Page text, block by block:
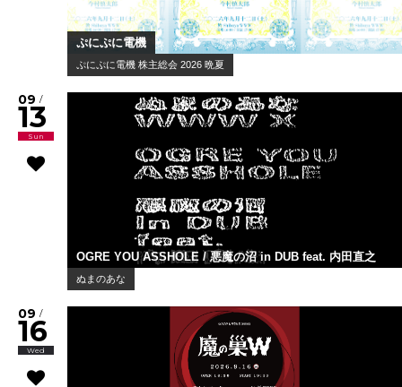
ぷにぷに電機
ぷにぷに電機 株主総会 2026 晩夏
09 /
13
Sun
OGRE YOU ASSHOLE / 悪魔の沼 in DUB feat. 内田直之
ぬまのあな
09 /
16
Wed